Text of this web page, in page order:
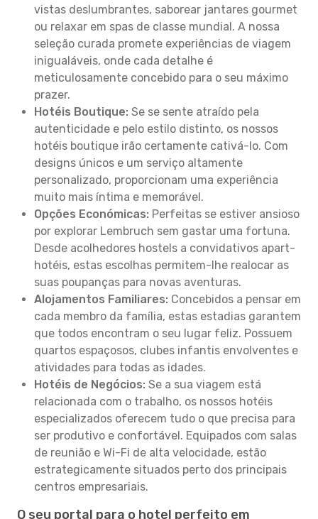
vistas deslumbrantes, saborear jantares gourmet
ou relaxar em spas de classe mundial. A nossa
seleção curada promete experiências de viagem
inigualáveis, onde cada detalhe é
meticulosamente concebido para o seu máximo
prazer.
Hotéis Boutique: Se se sente atraído pela
autenticidade e pelo estilo distinto, os nossos
hotéis boutique irão certamente cativá-lo. Com
designs únicos e um serviço altamente
personalizado, proporcionam uma experiência
muito mais íntima e memorável.
Opções Económicas: Perfeitas se estiver ansioso
por explorar Lembruch sem gastar uma fortuna.
Desde acolhedores hostels a convidativos apart-
hotéis, estas escolhas permitem-lhe realocar as
suas poupanças para novas aventuras.
Alojamentos Familiares: Concebidos a pensar em
cada membro da família, estas estadias garantem
que todos encontram o seu lugar feliz. Possuem
quartos espaçosos, clubes infantis envolventes e
atividades para todas as idades.
Hotéis de Negócios: Se a sua viagem está
relacionada com o trabalho, os nossos hotéis
especializados oferecem tudo o que precisa para
ser produtivo e confortável. Equipados com salas
de reunião e Wi-Fi de alta velocidade, estão
estrategicamente situados perto dos principais
centros empresariais.
O seu portal para o hotel perfeito em